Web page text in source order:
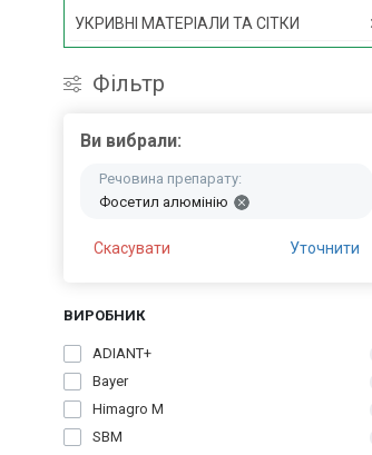
УКРИВНІ МАТЕРІАЛИ ТА СІТКИ
Фільтр
Ви вибрали:
Речовина препарату:
Фосетил алюмінію
Скасувати Уточнити
ВИРОБНИК
ADIANT+
Bayer
Himagro M
SBM